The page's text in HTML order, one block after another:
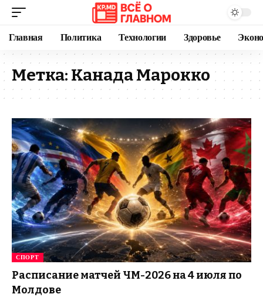
Главная Политика Технологии Здоровье
Метка: Канада Марокко
СПОРТ
Расписание матчей ЧМ-2026 на 4 июля по
Молдове